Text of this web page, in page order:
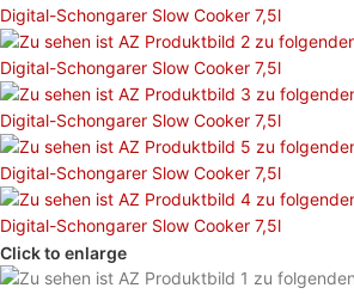
Click to enlarge